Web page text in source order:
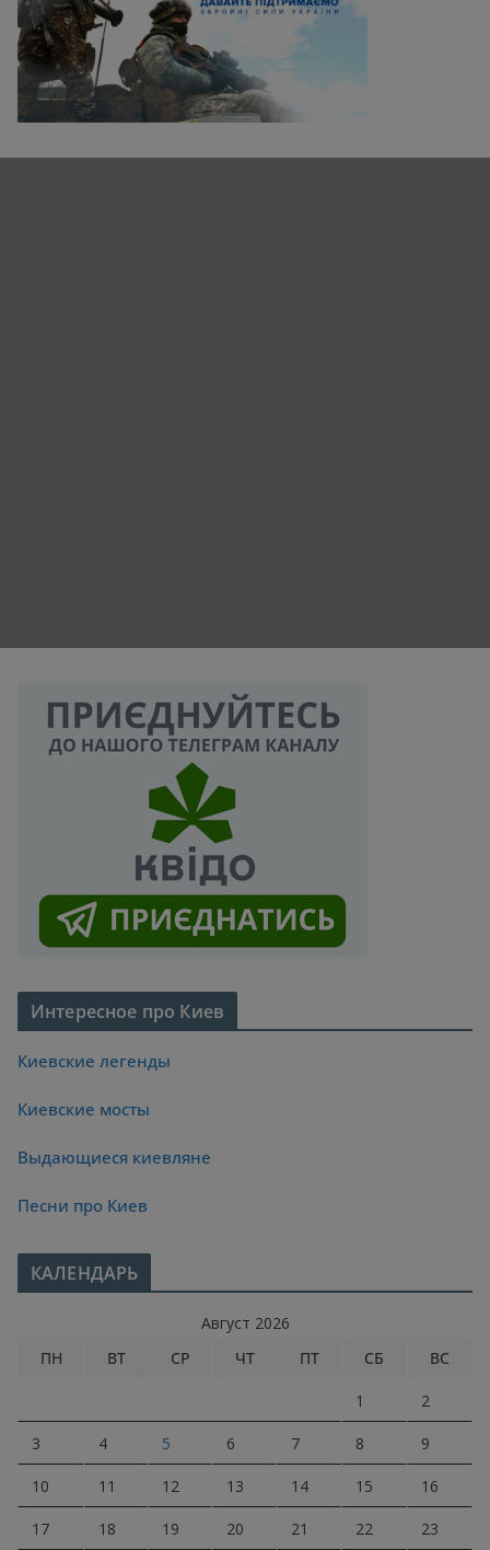
Интересное про Киев
Киевские легенды
Киевские мосты
Выдающиеся киевляне
Песни про Киев
КАЛЕНДАРЬ
Август 2026
ПН
ВТ СР ЧТ ПТ СБ ВС
1 2
3 4 5 6 7 8 9
10 11 12 13 14 15 16
17 18 19 20 21 22 23